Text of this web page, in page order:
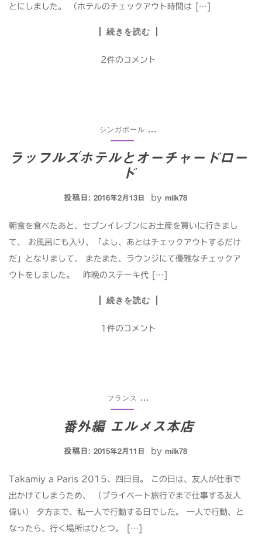
とにしました。 （ホテルのチェックアウト時間は […]
続きを読む
2件のコメント
シンガポール ...
ラッフルズホテルとオーチャードロー
ド
投稿日: 2016年2月13日 by milk78
朝食を食べたあと、セブンイレブンにお土産を買いに行きまし
て、 お風呂にも入り、「よし、あとはチェックアウトするだけ
だ」となりまして、 またまた、ラウンジにて優雅なチェックア
ウトをしました。 昨晩のステーキ代 […]
続きを読む
1件のコメント
フランス ...
番外編 エルメス本店
投稿日: 2015年2月11日 by milk78
Takamiy a Paris 2015、四日目。 この日は、友人が仕事で
出かけてしまうため、 （プライベート旅行でまで仕事する友人
偉い） 夕方まで、私一人で行動する日でした。 一人で行動、と
なったら、行く場所はひとつ。 […]